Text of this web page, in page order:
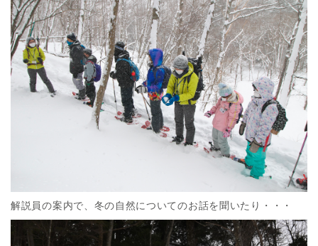
解説員の案内で、冬の自然についてのお話を聞いたり・・・